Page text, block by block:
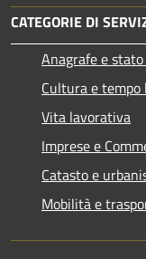
CATEGORIE DI
Anagrafe e
Cultura e tempo
Vita lavorativa
Imprese e
Catasto e
Mobilità e